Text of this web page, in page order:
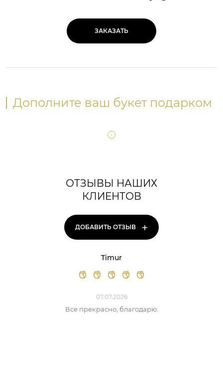
ЗАКАЗАТЬ
Дополните ваш букет подарком
ОТЗЫВЫ НАШИХ
КЛИЕНТОВ
ДОБАВИТЬ ОТЗЫВ +
Timur
07.07.2026
Все прекрасно, благодарю.